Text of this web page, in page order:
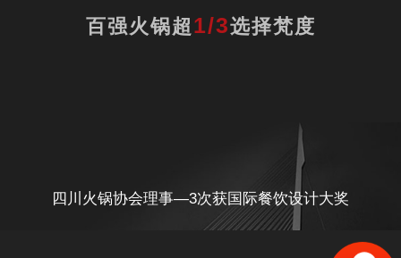
百强火锅超 1/3选择梵度
四川火锅协会理事—3次获国际餐饮设计大奖